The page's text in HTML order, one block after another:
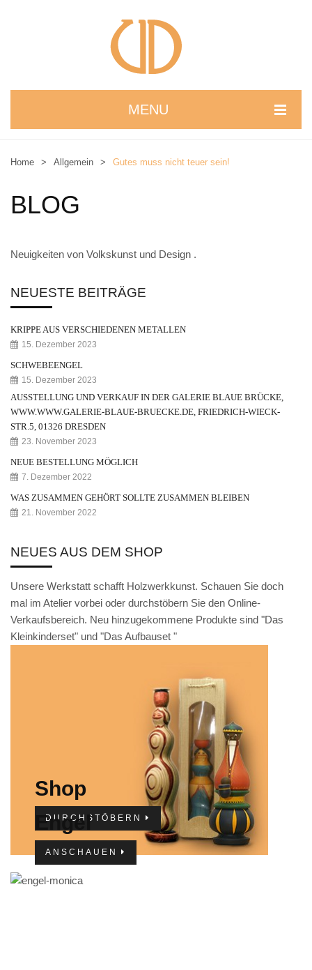
MENU
alle Produkte
Kreativbaukasten
Räuchermann
Mein Konto
KONTAKT
IMPRESSUM
Home > Allgemein > Gutes muss nicht teuer sein!
BLOG
Neuigkeiten von Volkskunst und Design .
NEUESTE BEITRÄGE
KRIPPE AUS VERSCHIEDENEN METALLEN
15. Dezember 2023
SCHWEBEENGEL
15. Dezember 2023
AUSSTELLUNG UND VERKAUF IN DER GALERIE BLAUE BRÜCKE,
WWW.WWW.GALERIE-BLAUE-BRUECKE.DE, FRIEDRICH-WIECK-
STR.5, 01326 DRESDEN
23. November 2023
NEUE BESTELLUNG MÖGLICH
7. Dezember 2022
WAS ZUSAMMEN GEHÖRT SOLLTE ZUSAMMEN BLEIBEN
21. November 2022
NEUES AUS DEM SHOP
Unsere Werkstatt schafft Holzwerkkunst. Schauen Sie doch
mal im Atelier vorbei oder durchstöbern Sie den Online-
Verkaufsbereich. Neu hinzugekommene Produkte sind "Das
Kleinkinderset" und "Das Aufbauset "
Shop
DURCHSTÖBERN
Engel
ANSCHAUEN